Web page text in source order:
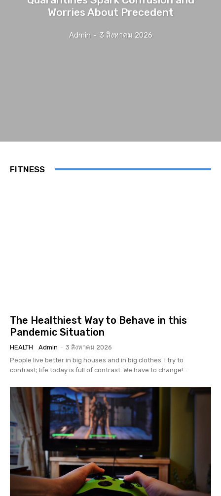
Worries About Precedent
Admin - 3 สิงหาคม 2026
FITNESS
The Healthiest Way to Behave in this
Pandemic Situation
HEALTH Admin - 3 สิงหาคม 2026
People live better in big houses and in big clothes. I try to
contrast; life today is full of contrast. We have to change!...